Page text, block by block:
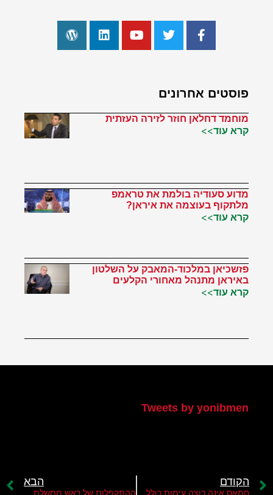
פוסטים אחרונים
מוחמד דחלאן חוזר לזירה העזתית
קרא עוד>>
מדוע סעודיה בולמת את טראמפ
מלתקוף בעוצמה את איראן?
קרא עוד>>
פזשכיאן במלכוד-המאבק על השלטון
באיראן מתנהל מאחורי הקלעים
קרא עוד>>
Tweets by yonibmen
הקודם הבא